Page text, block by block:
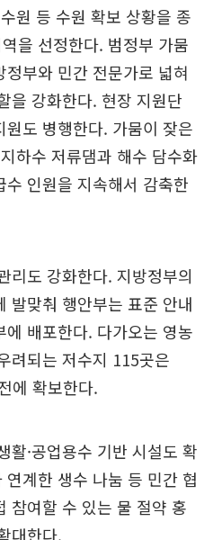
원 등 수원 확보 상황을 종
을 선정한다. 범정부 가뭄
부와 민간 전문가로 넓혀
을 강화한다. 현장 지원단
도 병행한다. 가뭄이 잦은
하수 저류댐과 해수 담수화
인원을 지속해서 감축한
리도 강화한다. 지방정부의
발맞춰 행안부는 표준 안내
배포한다. 다가오는 영농
려되는 저수지 115곳은
에 확보한다.
활·공업용수 기반 시설도 확
계한 생수 나눔 등 민간 협
참여할 수 있는 물 절약 홍
대한다.